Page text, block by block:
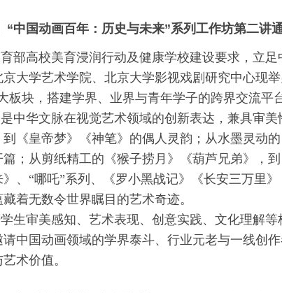
“中国动画百年：历史与未来”系列工作坊第二讲
部高校美育浸润行动及健康学校建设要求，立
大学艺术学院、北京大学影视戏剧研究中心现
块，搭建学界、业界与青年学子的跨界交流平台
中华文脉在视觉艺术领域的创新表达，兼具审
《皇帝梦》《神笔》的偶人灵韵；从水墨灵动
；从剪纸精工的《猴子捞月》《葫芦兄弟》，
、“哪吒”系列、《罗小黑战记》《长安三万里
着无数令世界瞩目的艺术奇迹。
生审美感知、艺术表现、创意实践、文化理解
中国动画领域的学界泰斗、行业元老与一线创
术价值。